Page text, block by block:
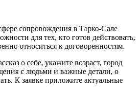
сопровождения в Тарко-Сале
для тех, кто готов действовать,
относиться к договоренностям.
о себе, укажите возраст, город
с людьми и важные детали, о
К заявке приложите актуальные